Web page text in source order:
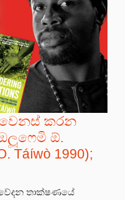
කරන
ඕ.
Táíwò 1990);
තාක්ෂණයේ